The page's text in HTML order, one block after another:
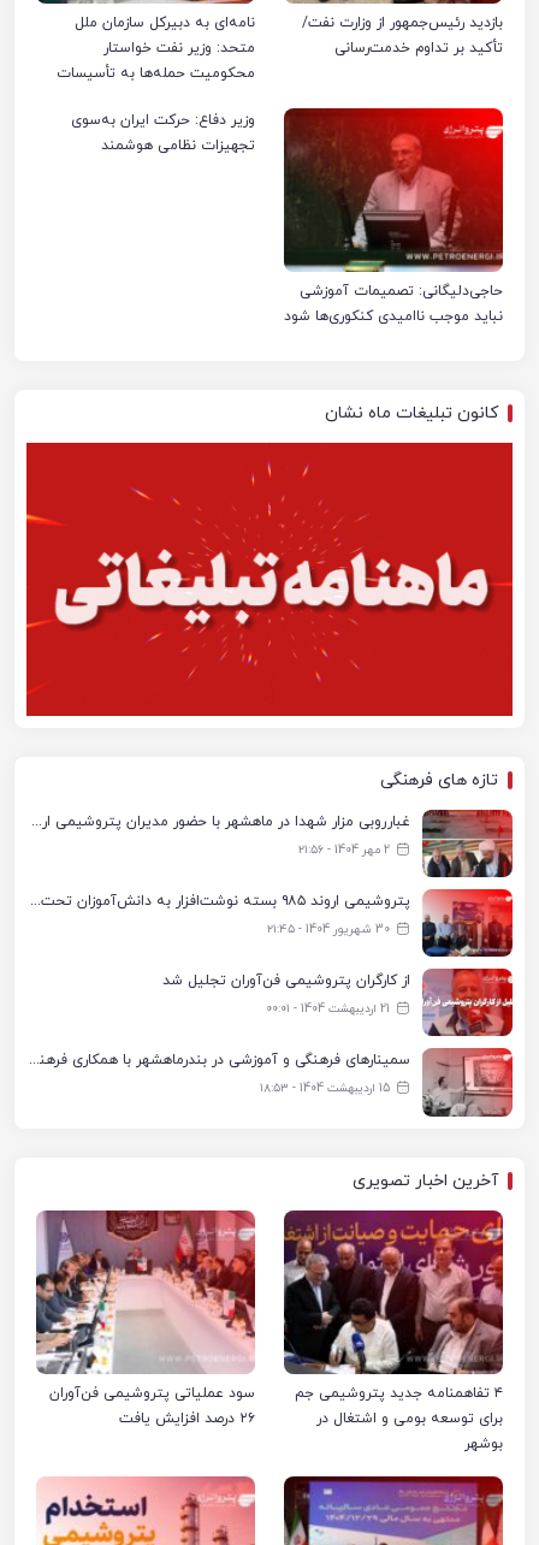
بازدید رئیس‌جمهور از وزارت نفت/
تأکید بر تداوم خدمت‌رسانی
نامه‌ای به دبیرکل سازمان ملل
متحد: وزیر نفت خواستار
محکومیت حمله‌ها به تأسیسات
حاجی‌دلیگانی: تصمیمات آموزشی
نباید موجب ناامیدی کنکوری‌ها شود
وزیر دفاع: حرکت ایران به‌سوی
تجهیزات نظامی هوشمند
کانون تبلیغات ماه نشان
تازه های فرهنگی
غبارروبی مزار شهدا در ماهشهر با حضور مدیران پتروشیمی اروند و مسئولان شهری
2 مهر 1404 - ۲۱:۵۶
پتروشیمی اروند ۹۸۵ بسته نوشت‌افزار به دانش‌آموزان تحت پوشش کمیته امداد بندرماهشهر اهدا کرد
30 شهریور 1404 - ۲۱:۴۵
از کارگران پتروشیمی فن‌آوران تجلیل شد
21 اردیبهشت 1404 - ۰۰:۰۱
سمینارهای فرهنگی و آموزشی در بندرماهشهر با همکاری فرهنگ‌سرای پتروشیمی مارون
15 اردیبهشت 1404 - ۱۸:۵۳
آخرین اخبار تصویری
۴ تفاهمنامه جدید پتروشیمی جم
برای توسعه بومی و اشتغال در
بوشهر
سود عملیاتی پتروشیمی فن‌آوران
۲۶ درصد افزایش یافت